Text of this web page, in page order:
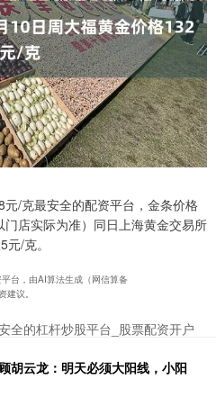
/克最安全的配资平台，金条价格
店实际为准）同日上海黄金交易所
/克。
台，由AI算法生成（网信算备
议。
全的杠杆炒股平台_股票配资开户
胡云龙：明天必须大阳线，小阳